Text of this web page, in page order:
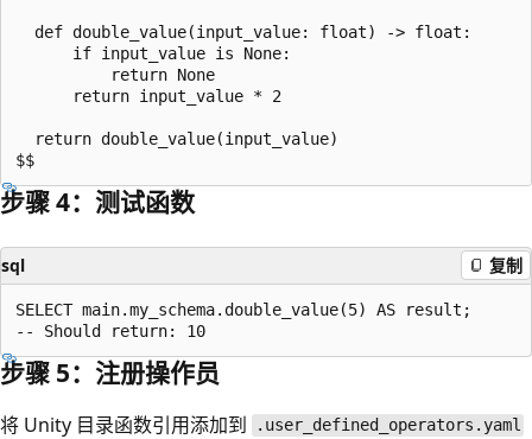
  def double_value(input_value: float) -> float:
      if input_value is None:
          return None
      return input_value * 2
  return double_value(input_value)
步骤 4：测试函数
sql 复制
SELECT main.my_schema.double_value(5) AS result;
步骤 5：注册操作员
将 Unity 目录函数引用添加到 .user_defined_operators.yaml